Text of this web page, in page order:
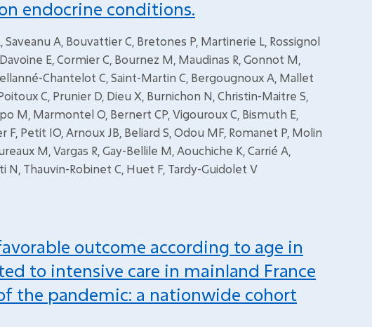
endocrine conditions.
Saveanu A, Bouvattier C, Bretones P, Martinerie L, Rossignol
E, Cormier C, Bournez M, Maudinas R, Gonnot M,
Chantelot C, Saint-Martin C, Bergougnoux A, Mallet
C, Prunier D, Dieu X, Burnichon N, Christin-Maitre S,
M, Marmontel O, Bernert CP, Vigouroux C, Bismuth E,
F, Petit IO, Arnoux JB, Beliard S, Odou MF, Romanet P, Molin
M, Vargas R, Gay-Bellile M, Aouchiche K, Carrié A,
N, Thauvin-Robinet C, Huet F, Tardy-Guidolet V
outcome according to age in
to intensive care in mainland France
the pandemic: a nationwide cohort